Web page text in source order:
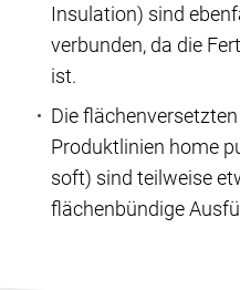
Insulation) sind
verbunden, da die
ist.
Die
Produktlinien home
soft) sind teilweise
flächenbündige